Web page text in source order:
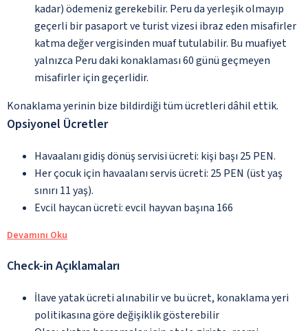
kadar) ödemeniz gerekebilir. Peru da yerleşik olmayıp
geçerli bir pasaport ve turist vizesi ibraz eden misafirler
katma değer vergisinden muaf tutulabilir. Bu muafiyet
yalnızca Peru daki konaklaması 60 günü geçmeyen
misafirler için geçerlidir.
Konaklama yerinin bize bildirdiği tüm ücretleri dâhil ettik.
Opsiyonel Ücretler
Havaalanı gidiş dönüş servisi ücreti: kişi başı 25 PEN.
Her çocuk için havaalanı servis ücreti: 25 PEN (üst yaş
sınırı 11 yaş).
Evcil haycan ücreti: evcil hayvan başına 166
Devamını Oku
Check-in Açıklamaları
İlave yatak ücreti alınabilir ve bu ücret, konaklama yeri
politikasına göre değişiklik gösterebilir